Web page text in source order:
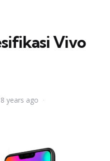
Vivo
8 years ago